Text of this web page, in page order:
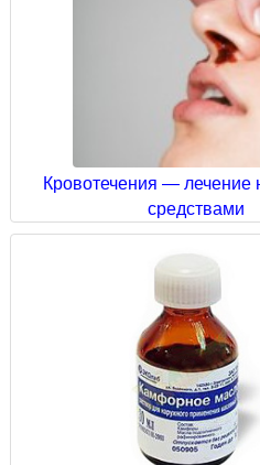
Кровотечения — лечение
средствами